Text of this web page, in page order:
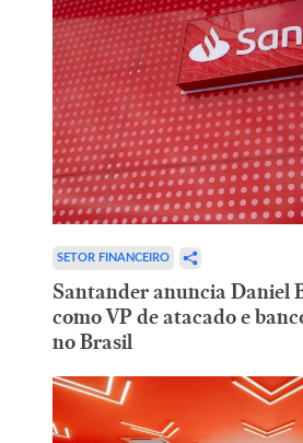
SETOR FINANCEIRO
Santander anuncia Daniel
como VP de atacado e
no Brasil